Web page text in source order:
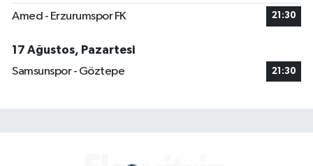
Amed - Erzurumspor FK 21:30
17 Ağustos, Pazartesi
Samsunspor - Göztepe
21:30